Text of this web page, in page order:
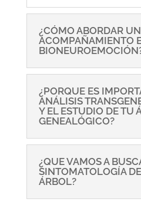
¿CÓMO ABORDAR UN
ACOMPAÑAMIENTO
¿PORQUE ES
ANÁLISIS
Y EL ESTUDIO DE TU
GENEALÓGICO?
¿QUE VAMOS A
SINTOMATOLOGÍA
ÁRBOL?